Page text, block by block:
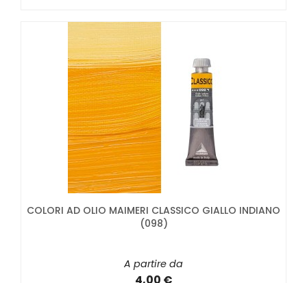
COLORI AD OLIO MAIMERI CLASSICO GIALLO INDIANO
(098)
A partire da
4,00 €